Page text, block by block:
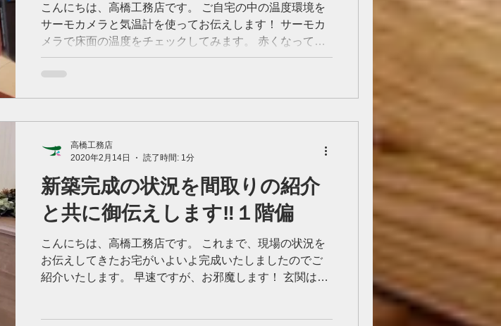
こんにちは、高橋工務店です。 ご自宅の中の温度環境を
サーモカメラと気温計を使ってお伝えします！ サーモカ
メラで床面の温度をチェックしてみます。 赤くなってい
るのが「床暖房」が走っているところです。 部分的に使
えるので重宝しているのですがこんな感じで温かいとこ
新築完成の状況を間取りの紹介
と共に御伝えします‼️１階偏
こんにちは、高橋工務店です。 これまで、現場の状況を
お伝えしてきたお宅がいよいよ完成いたしましたのでご
紹介いたします。 早速ですが、お邪魔します！ 玄関は当
高橋工務店
2020年2月14日
読了時間: 1分